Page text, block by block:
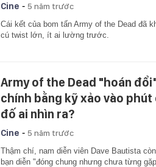
Cine - 5 năm trước
Cái kết của bom tấn Army of the Dead đã
cú twist lớn, ít ai lường trước.
Army of the Dead "hoán
chính bằng kỹ xảo vào
đố ai nhìn ra?
Cine - 5 năm trước
Thậm chí, nam diễn viên Dave Bautista
bạn diễn "đóng chung nhưng chưa từng